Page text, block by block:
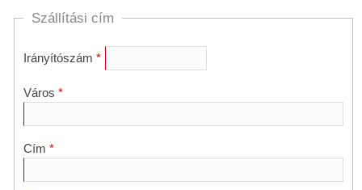
Szállítási cím
Irányítószám
Város
Cím